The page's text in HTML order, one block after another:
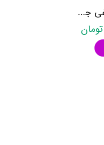
کتاب بانک تست تالیفی جامع روان آموز